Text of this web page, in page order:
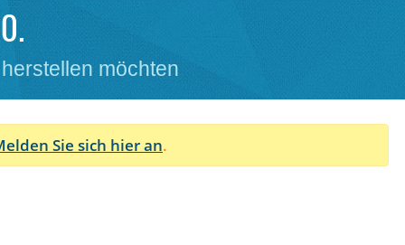
möchten
Sie sich hier an.